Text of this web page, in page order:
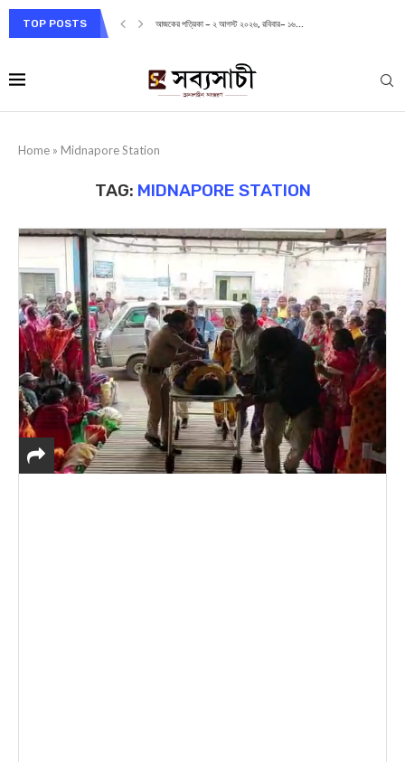
TOP POSTS আজকের পত্রিকা – ২ আগস্ট ২০২৬, রবিবার– ১৬...
Home » Midnapore Station
TAG: MIDNAPORE STATION